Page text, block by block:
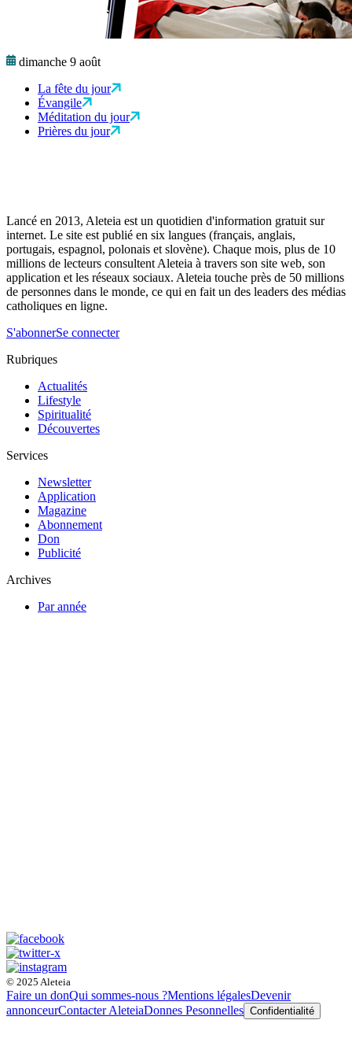
dimanche 9 août
La fête du jour
Évangile
Méditation du jour
Prières du jour
Lancé en 2013, Aleteia est un quotidien d'information gratuit sur
internet. Le site est publié en six langues (français, anglais,
portugais, espagnol, polonais et slovène). Chaque mois, plus de 10
millions de lecteurs consultent Aleteia à travers son site web, son
application et les réseaux sociaux. Aleteia touche près de 50 millions
de personnes dans le monde, ce qui en fait un des leaders des médias
catholiques en ligne.
S'abonnerSe connecter
Rubriques
Actualités
Lifestyle
Spiritualité
Découvertes
Services
Newsletter
Application
Magazine
Abonnement
Don
Publicité
Archives
Par année
© 2025 Aleteia
Faire un donQui sommes-nous ?Mentions légalesDevenir
annonceurContacter AleteiaDonnes Pesonnelles Confidentialité